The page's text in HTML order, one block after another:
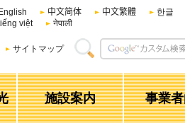
English 中文简体 中文繁體 한글
việt
नेपाली
サイトマップ
施設案内 事業